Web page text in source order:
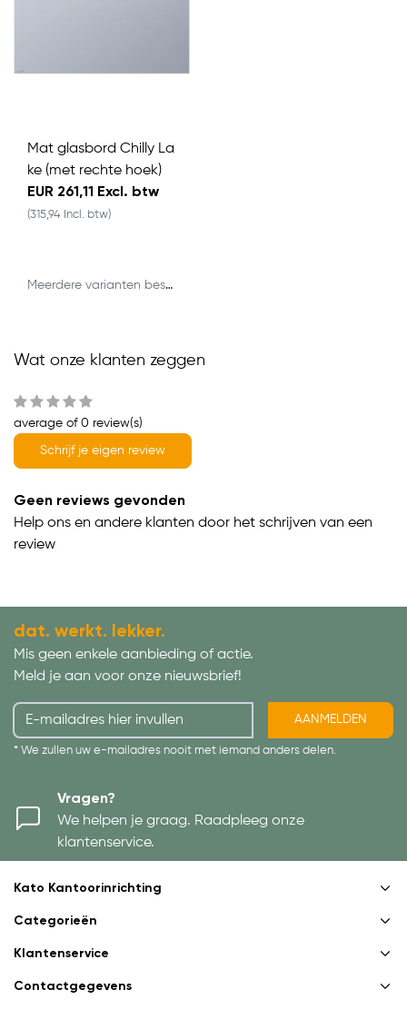
Mat glasbord Chilly La
ke (met rechte hoek)
EUR 261,11 Excl. btw
(315,94 Incl. btw)
Meerdere varianten beschikbaar
Wat onze klanten zeggen
average of 0 review(s)
Schrijf je eigen review
Geen reviews gevonden
Help ons en andere klanten door het schrijven van een
review
dat. werkt. lekker.
Mis geen enkele aanbieding of actie.
Meld je aan voor onze nieuwsbrief!
AANMELDEN
* We zullen uw e-mailadres nooit met iemand anders delen.
Vragen?
We helpen je graag. Raadpleeg onze
klantenservice.
Kato Kantoorinrichting
Categorieën
Klantenservice
Contactgegevens